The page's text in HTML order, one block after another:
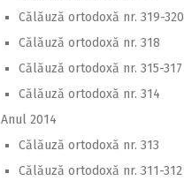
Călăuză ortodoxă nr. 319-320
Călăuză ortodoxă nr. 318
Călăuză ortodoxă nr. 315-317
Călăuză ortodoxă nr. 314
Anul 2014
Călăuză ortodoxă nr. 313
Călăuză ortodoxă nr. 311-312